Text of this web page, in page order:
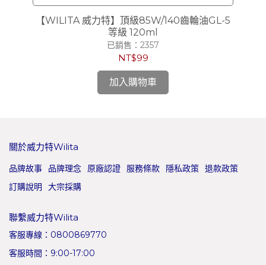
【WILITA 威力特】頂級85W/140齒輪油GL-5
等級 120ml
已銷售：2357
NT$99
加入購物車
關於威力特Wilita
品牌故事 品牌理念 原廠認證 服務條款 隱私政策 退款政策
訂購說明
大宗採購
聯繫威力特Wilita
客服專線：0800869770
客服時間：9:00-17:00